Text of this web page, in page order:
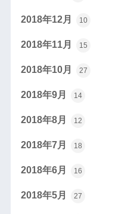
2018年12月 10
2018年11月 15
2018年10月 27
2018年9月 14
2018年8月 12
2018年7月 18
2018年6月 16
2018年5月 27